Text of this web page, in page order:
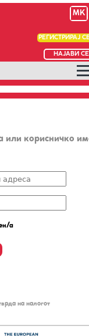
MK
РЕГИСТРИРАЈ
НАЈАВИ СЕ
или корисничко
а
на налогот